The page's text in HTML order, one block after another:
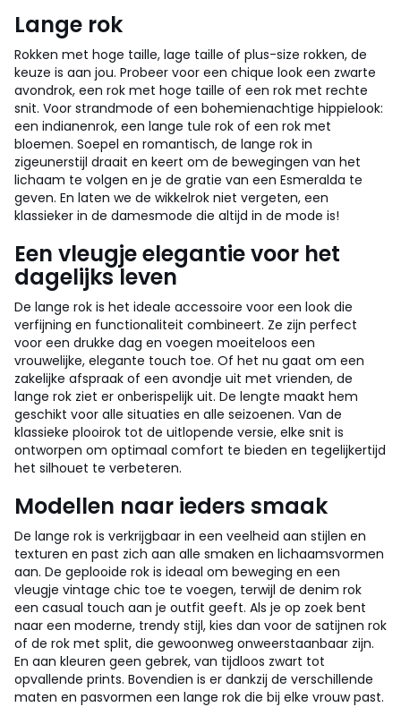
Lange rok
Rokken met hoge taille, lage taille of plus-size rokken, de
keuze is aan jou. Probeer voor een chique look een zwarte
avondrok, een rok met hoge taille of een rok met rechte
snit. Voor strandmode of een bohemienachtige hippielook:
een indianenrok, een lange tule rok of een rok met
bloemen. Soepel en romantisch, de lange rok in
zigeunerstijl draait en keert om de bewegingen van het
lichaam te volgen en je de gratie van een Esmeralda te
geven. En laten we de wikkelrok niet vergeten, een
klassieker in de damesmode die altijd in de mode is!
Een vleugje elegantie voor het
dagelijks leven
De lange rok is het ideale accessoire voor een look die
verfijning en functionaliteit combineert. Ze zijn perfect
voor een drukke dag en voegen moeiteloos een
vrouwelijke, elegante touch toe. Of het nu gaat om een
zakelijke afspraak of een avondje uit met vrienden, de
lange rok ziet er onberispelijk uit. De lengte maakt hem
geschikt voor alle situaties en alle seizoenen. Van de
klassieke plooirok tot de uitlopende versie, elke snit is
ontworpen om optimaal comfort te bieden en tegelijkertijd
het silhouet te verbeteren.
Modellen naar ieders smaak
De lange rok is verkrijgbaar in een veelheid aan stijlen en
texturen en past zich aan alle smaken en lichaamsvormen
aan. De geplooide rok is ideaal om beweging en een
vleugje vintage chic toe te voegen, terwijl de denim rok
een casual touch aan je outfit geeft. Als je op zoek bent
naar een moderne, trendy stijl, kies dan voor de satijnen rok
of de rok met split, die gewoonweg onweerstaanbaar zijn.
En aan kleuren geen gebrek, van tijdloos zwart tot
opvallende prints. Bovendien is er dankzij de verschillende
maten en pasvormen een lange rok die bij elke vrouw past.